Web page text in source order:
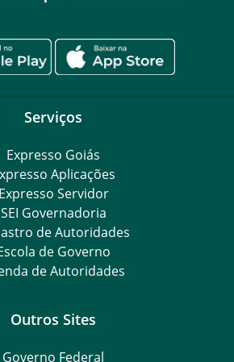
Serviços
Expresso Goiás
Aplicações
Expresso Servidor
SEI Governadoria
de Autoridades
de Governo
de Autoridades
Outros Sites
Governo Federal